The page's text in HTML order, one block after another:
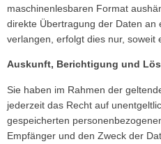
maschinenlesbaren Format
direkte Übertragung der Daten an
verlangen, erfolgt dies nur, soweit
Auskunft, Berichtigung und
Sie haben im Rahmen der
jederzeit das Recht auf
gespeicherten
Empfänger und den Zweck der